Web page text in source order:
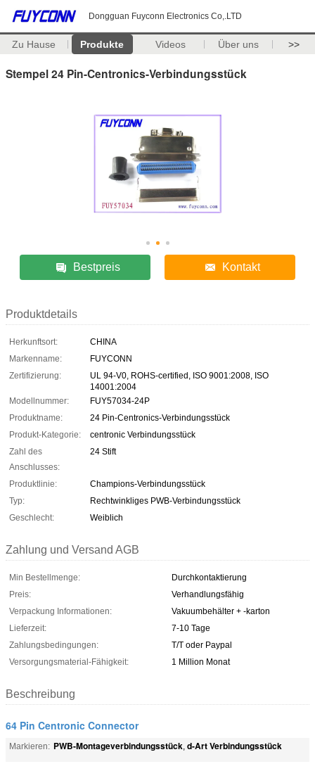
Dongguan Fuyconn Electronics Co,.LTD
Zu Hause Produkte Videos Über uns >>
Stempel 24 Pin-Centronics-Verbindungsstück
Bestpreis Kontakt
Produktdetails
Herkunftsort:
CHINA
Markenname:
FUYCONN
Zertifizierung:
UL 94-V0, ROHS-certified, ISO 9001:2008, ISO
14001:2004
Modellnummer:
FUY57034-24P
Produktname:
24 Pin-Centronics-Verbindungsstück
Produkt-Kategorie:
centronic Verbindungsstück
Zahl des
Anschlusses:
24 Stift
Produktlinie:
Champions-Verbindungsstück
Typ:
Rechtwinkliges PWB-Verbindungsstück
Geschlecht:
Weiblich
Zahlung und Versand AGB
Min Bestellmenge:
Durchkontaktierung
Preis:
Verhandlungsfähig
Verpackung Informationen:
Vakuumbehälter + -karton
Lieferzeit:
7-10 Tage
Zahlungsbedingungen:
T/T oder Paypal
Versorgungsmaterial-Fähigkeit:
1 Million Monat
Beschreibung
64 Pin Centronic Connector
Markieren: PWB-Montageverbindungsstück, d-Art Verbindungsstück